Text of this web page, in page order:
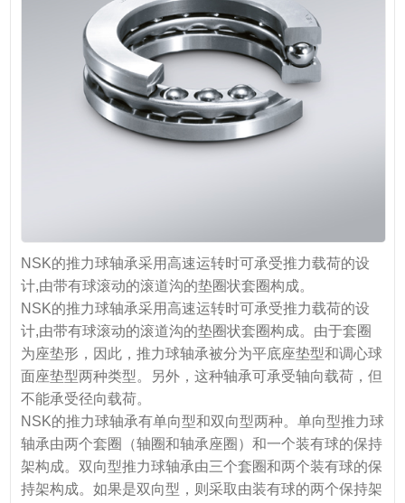
NSK的推力球轴承采用高速运转时可承受推力载荷的设
计,由带有球滚动的滚道沟的垫圈状套圈构成。
NSK的推力球轴承采用高速运转时可承受推力载荷的设
计,由带有球滚动的滚道沟的垫圈状套圈构成。由于套圈
为座垫形，因此，推力球轴承被分为平底座垫型和调心球
面座垫型两种类型。另外，这种轴承可承受轴向载荷，但
不能承受径向载荷。
NSK的推力球轴承有单向型和双向型两种。单向型推力球
轴承由两个套圈（轴圈和轴承座圈）和一个装有球的保持
架构成。双向型推力球轴承由三个套圈和两个装有球的保
持架构成。如果是双向型，则采取由装有球的两个保持架